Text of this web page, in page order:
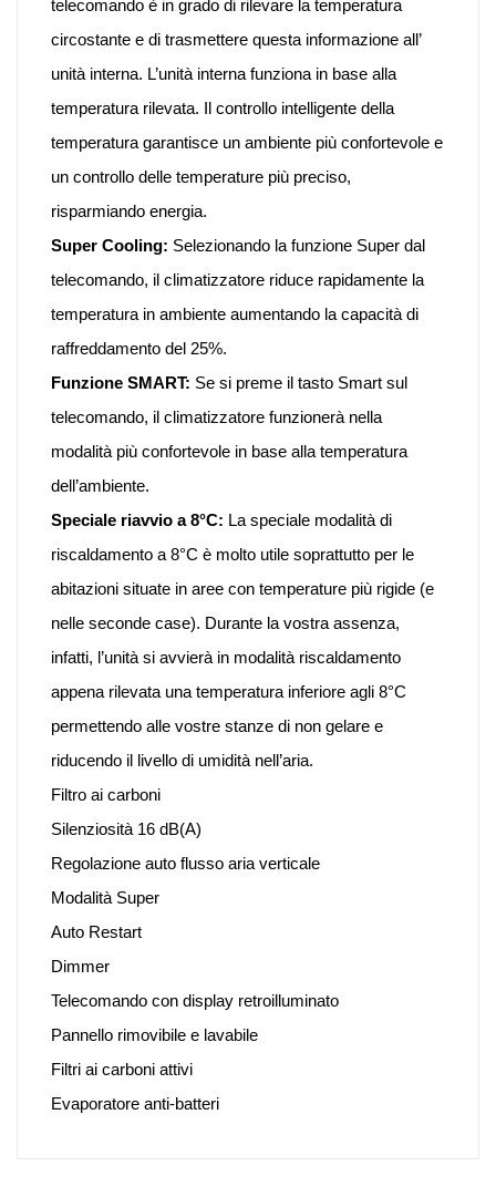
telecomando è in grado di rilevare la temperatura
circostante e di trasmettere questa informazione all’
unità interna. L’unità interna funziona in base alla
temperatura rilevata. Il controllo intelligente della
temperatura garantisce un ambiente più confortevole e
un controllo delle temperature più preciso,
risparmiando energia.
Super Cooling: Selezionando la funzione Super dal
telecomando, il climatizzatore riduce rapidamente la
temperatura in ambiente aumentando la capacità di
raffreddamento del 25%.
Funzione SMART: Se si preme il tasto Smart sul
telecomando, il climatizzatore funzionerà nella
modalità più confortevole in base alla temperatura
dell’ambiente.
Speciale riavvio a 8°C: La speciale modalità di
riscaldamento a 8°C è molto utile soprattutto per le
abitazioni situate in aree con temperature più rigide (e
nelle seconde case). Durante la vostra assenza,
infatti, l’unità si avvierà in modalità riscaldamento
appena rilevata una temperatura inferiore agli 8°C
permettendo alle vostre stanze di non gelare e
riducendo il livello di umidità nell’aria.
Filtro ai carboni
Silenziosità 16 dB(A)
Regolazione auto flusso aria verticale
Modalità Super
Auto Restart
Dimmer
Telecomando con display retroilluminato
Pannello rimovibile e lavabile
Filtri ai carboni attivi
Evaporatore anti-batteri